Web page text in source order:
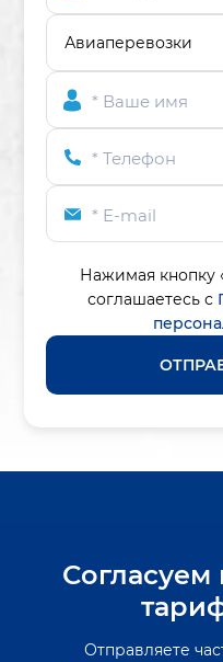
* Ваше имя
* Телефон
* E-mail
Нажимая кнопку
соглашаетесь с
Отправляете